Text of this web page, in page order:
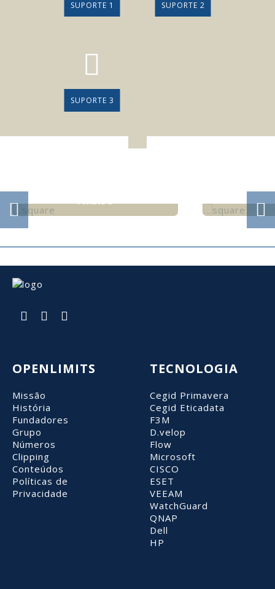
SUPORTE 1 SUPORTE 2
SUPORTE 3
PARADO
INVENTÁRIO FORA DE CONTROLO
Quando o inventário não está
integrado, atualizado e visível, as
empresas perdem muito mais do que
eficiência e capacidade de resposta.
RMMG E IAS
RMMG E IAS
novas
OPENLIMITS
Missão
História
Fundadores
Grupo
Números
Clipping
Conteúdos
Políticas de
Privacidade
TECNOLOGIA
Cegid Primavera
Cegid Eticadata
F3M
D.velop
Flow
Microsoft
CISCO
ESET
VEEAM
WatchGuard
QNAP
Dell
HP